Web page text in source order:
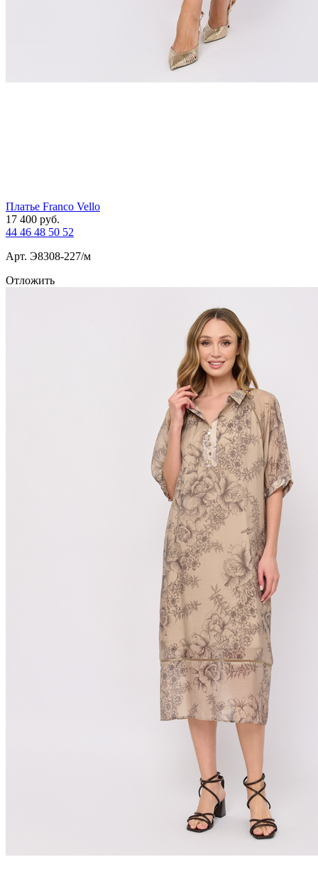
Платье Franco Vello
17 400 руб.
44 46 48 50 52
Арт. Э8308-227/м
Отложить